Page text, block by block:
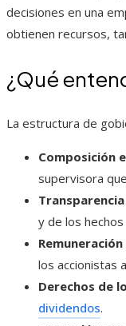
decisiones en una
obtienen recursos,
¿Qué
La estructura de
Composición
supervisora
y de los
los accionistas
Derechos de
dividendos.